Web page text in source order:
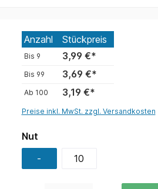
Anzahl Stückpreis
Bis 9 3,99 €*
Bis 99 3,69 €*
Ab 100 3,19 €*
Preise inkl. MwSt. zzgl. Versandkosten
Nut
-
10